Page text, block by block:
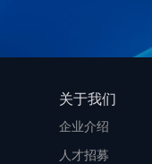
关于我们
企业介绍
人才招募